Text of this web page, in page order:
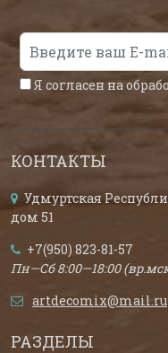
Я согласен на
КОНТАКТЫ
Удмуртская
дом 51
+7(950) 823-81-57
Пн—Сб 8:00—18:00
artdecomix@mail.ru
РАЗДЕЛЫ